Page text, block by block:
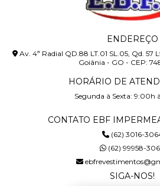
ENDEREÇO
Av. 4ª Radial QD.88 LT.01 SL.05, Qd. 57
Goiânia - GO - CEP:
HORÁRIO DE
Segunda à Sexta: 9:00h
CONTATO EBF
(62) 3016-
(62) 99958-
SIGA-NOS!